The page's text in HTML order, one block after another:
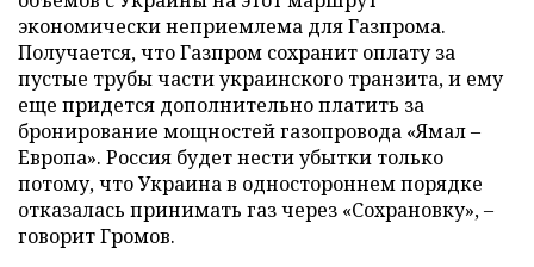
экономически неприемлема для Газпрома.
Получается, что Газпром сохранит оплату за
пустые трубы части украинского транзита, и ему
еще придется дополнительно платить за
бронирование мощностей газопровода «Ямал –
Европа». Россия будет нести убытки только
потому, что Украина в одностороннем порядке
отказалась принимать газ через «Сохрановку», –
говорит Громов.